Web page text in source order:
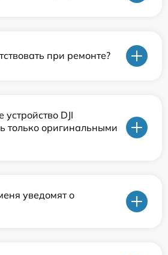
при ремонте?
устройство DJI
только оригинальными
уведомят о